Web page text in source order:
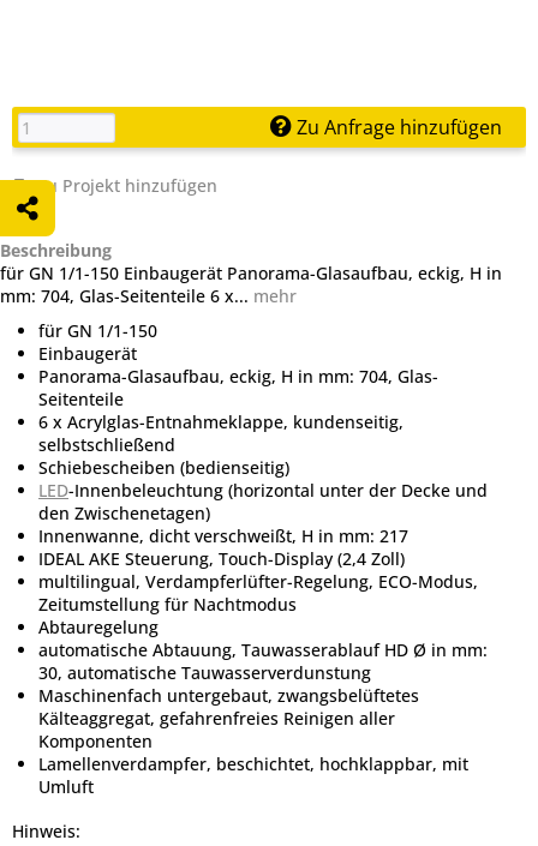
Zu Anfrage hinzufügen
Zu Projekt hinzufügen
Beschreibung
für GN 1/1-150 Einbaugerät Panorama-Glasaufbau, eckig, H in
mm: 704, Glas-Seitenteile 6 x... mehr
für GN 1/1-150
Einbaugerät
Panorama-Glasaufbau, eckig, H in mm: 704, Glas-
Seitenteile
6 x Acrylglas-Entnahmeklappe, kundenseitig,
selbstschließend
Schiebescheiben (bedienseitig)
LED-Innenbeleuchtung (horizontal unter der Decke und
den Zwischenetagen)
Innenwanne, dicht verschweißt, H in mm: 217
IDEAL AKE Steuerung, Touch-Display (2,4 Zoll)
multilingual, Verdampferlüfter-Regelung, ECO-Modus,
Zeitumstellung für Nachtmodus
Abtauregelung
automatische Abtauung, Tauwasserablauf HD Ø in mm:
30, automatische Tauwasserverdunstung
Maschinenfach untergebaut, zwangsbelüftetes
Kälteaggregat, gefahrenfreies Reinigen aller
Komponenten
Lamellenverdampfer, beschichtet, hochklappbar, mit
Umluft
Hinweis: